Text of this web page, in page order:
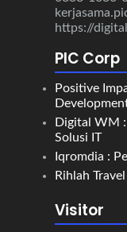
https://
PIC Corp
Positive
Digital WM :
Solusi IT
Iqromdia :
Rihlah Travel
Visitor